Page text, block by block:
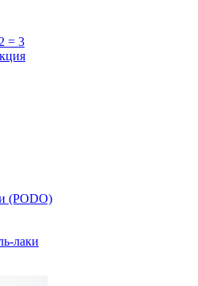
= 3
(PODO)
лаки